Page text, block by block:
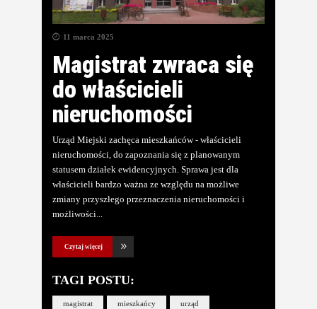
11 marca 2025
Magistrat zwraca się
do właścicieli
nieruchomości
Urząd Miejski zachęca mieszkańców - właścicieli
nieruchomości, do zapoznania się z planowanym
statusem działek ewidencyjnych. Sprawa jest dla
właścicieli bardzo ważna ze względu na możliwe
zmiany przyszłego przeznaczenia nieruchomości i
możliwości
Czytaj więcej
TAGI POSTU:
magistrat mieszkańcy urząd